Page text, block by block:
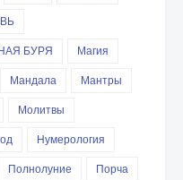
БУРЯ
Магия
Мандала
Мантры
Молитвы
Нумерология
Полнолуние
Порча